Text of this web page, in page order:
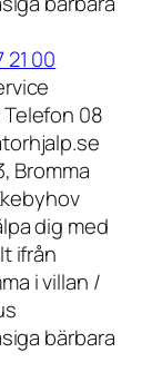
00
08
Bromma
dig med
ifrån
i villan /
bärbara